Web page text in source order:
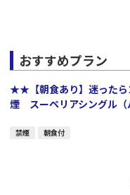
おすすめプラン
★★【朝食あり】迷った
煙 スーペリアシングル（
禁煙 朝食付